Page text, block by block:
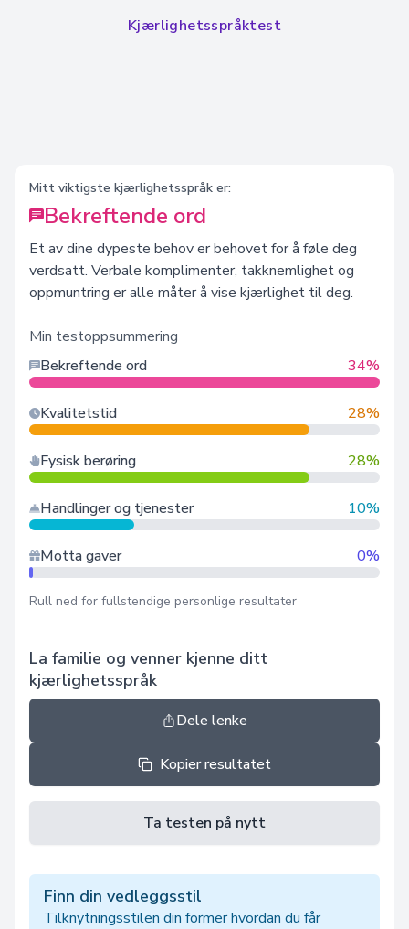
Kjærlighetsspråktest
Mitt viktigste kjærlighetsspråk er:
Bekreftende ord
Et av dine dypeste behov er behovet for å føle deg
verdsatt. Verbale komplimenter, takknemlighet og
oppmuntring er alle måter å vise kjærlighet til deg.
Min testoppsummering
Bekreftende ord
34%
Kvalitetstid 28%
Fysisk berøring 28%
Handlinger og tjenester 10%
Motta gaver 0%
Rull ned for fullstendige personlige resultater
La familie og venner kjenne ditt
kjærlighetsspråk
Dele lenke
Kopier resultatet
Ta testen på nytt
Finn din vedleggsstil
Tilknytningsstilen din former hvordan du får